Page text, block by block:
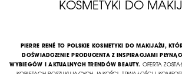
KOSMETYKI DO
PIERRE RENÉ TO POLSKIE KOSMETYKI DO MAKIJAŻU,
DOŚWIADCZENIE PRODUCENTA Z INSPIRACJAMI
WYBIEGÓW I AKTUALNYCH TRENDÓW BEAUTY. OFERTA